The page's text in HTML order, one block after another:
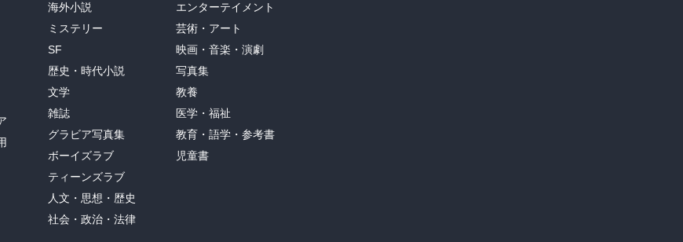
海外小説
ミステリー
SF
歴史・時代小説
文学
雑誌
グラビア写真集
ボーイズラブ
ティーンズラブ
人文・思想・歴史
社会・政治・法律
エンターテイメント
芸術・アート
映画・音楽・演劇
写真集
教養
医学・福祉
教育・語学・参考書
児童書